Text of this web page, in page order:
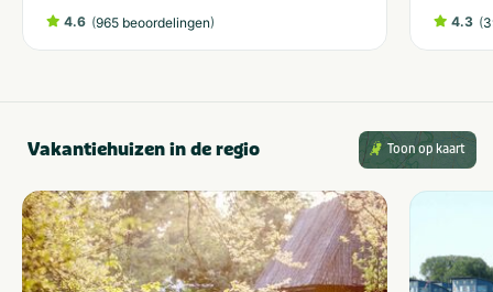
4.6 (965 beoordelingen) 4.3 (
Vakantiehuizen in de regio Toon op kaart